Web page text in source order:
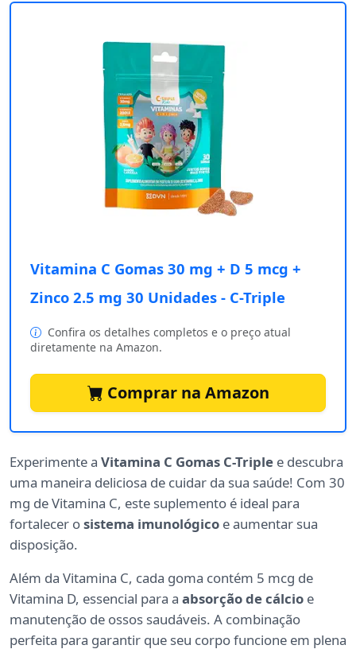
Vitamina C Gomas 30 mg + D 5 mcg +
Zinco 2.5 mg 30 Unidades - C-Triple
Confira os detalhes completos e o preço atual
diretamente na Amazon.
Comprar na Amazon
Experimente a Vitamina C Gomas C-Triple e descubra
uma maneira deliciosa de cuidar da sua saúde! Com 30
mg de Vitamina C, este suplemento é ideal para
fortalecer osistema imunológico e aumentar sua
disposição.
Além da Vitamina C, cada goma contém 5 mcg de
Vitamina D, essencial para a absorção de cálcio e
manutenção de ossos saudáveis. A combinação
perfeita para garantir que seu corpo funcione em plena